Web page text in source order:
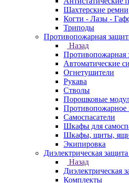
Шахтерские ремни
Когти - Лазы -
Триподы
Противопожарная
Назад
Противопожарная
Автоматические
Огнетушители
Рукава
Стволы
Порошковые
Противопожарное
Самоспасатели
Шкафы для
Шкафы, щиты,
Экипировка
Диэлектрическая защита
Назад
Диэлектрическая
Комплекты